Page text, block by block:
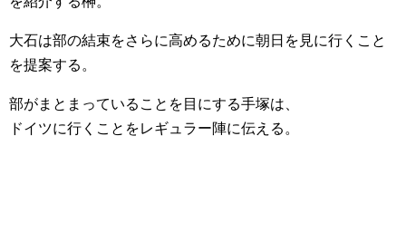
大石は部の結束をさらに高めるために朝日を見に行くこと
を提案する。
部がまとまっていることを目にする手塚は、
ドイツに行くことをレギュラー陣に伝える。